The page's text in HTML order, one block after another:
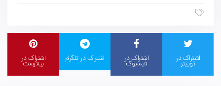
اشتراک در
توییتر
اشتراک در
فیسبوک
اشتراک در تلگرام اشتراک در
پینترست